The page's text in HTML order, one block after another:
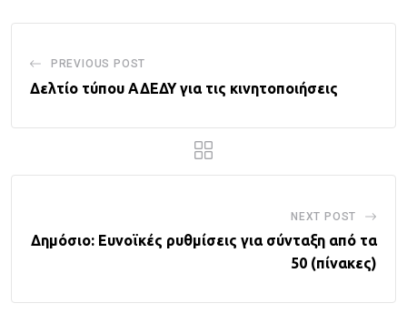
PREVIOUS POST
Δελτίο τύπου ΑΔΕΔΥ για τις κινητοποιήσεις
NEXT POST
Δημόσιο: Ευνοϊκές ρυθμίσεις για σύνταξη από τα
50 (πίνακες)